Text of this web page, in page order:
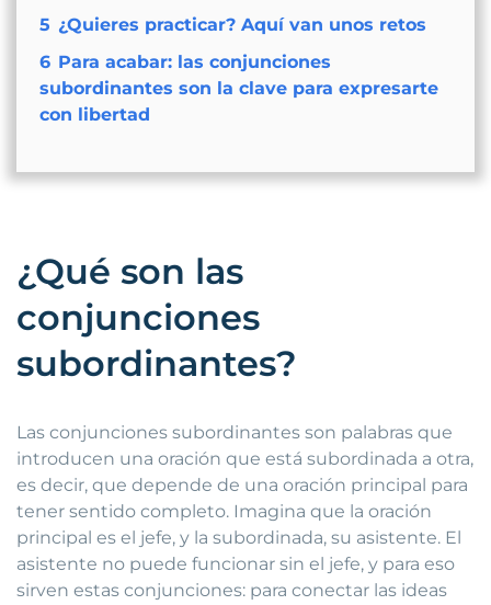
5 ¿Quieres practicar? Aquí van unos retos
6 Para acabar: las conjunciones
subordinantes son la clave para expresarte
con libertad
¿Qué son las
conjunciones
subordinantes?
Las conjunciones subordinantes son palabras que
introducen una oración que está subordinada a otra,
es decir, que depende de una oración principal para
tener sentido completo. Imagina que la oración
principal es el jefe, y la subordinada, su asistente. El
asistente no puede funcionar sin el jefe, y para eso
sirven estas conjunciones: para conectar las ideas